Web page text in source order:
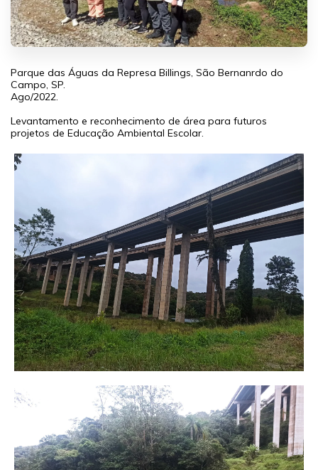
Parque das Águas da Represa Billings, São Bernanrdo do
Campo, SP.
Ago/2022.
Levantamento e reconhecimento de área para futuros
projetos de Educação Ambiental Escolar.